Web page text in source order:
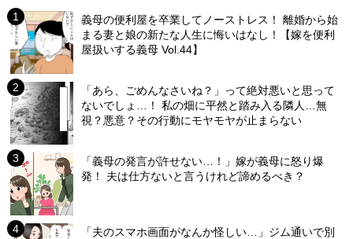
義母の便利屋を卒業してノーストレス！ 離婚から始
まる妻と娘の新たな人生に悔いはなし！【嫁を便利
屋扱いする義母 Vol.44】
「あら、ごめんなさいね？」って絶対悪いと思って
ないでしょ…！ 私の畑に平然と踏み入る隣人…無
視？悪意？その行動にモヤモヤが止まらない
「義母の発言が許せない…！」嫁が義母に怒り爆
発！ 夫は仕方ないと言うけれど諦めるべき？
「夫のスマホ画面がなんか怪しい…」ジム通いで別